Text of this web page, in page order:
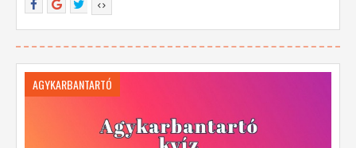
AGYKARBANTARTÓ